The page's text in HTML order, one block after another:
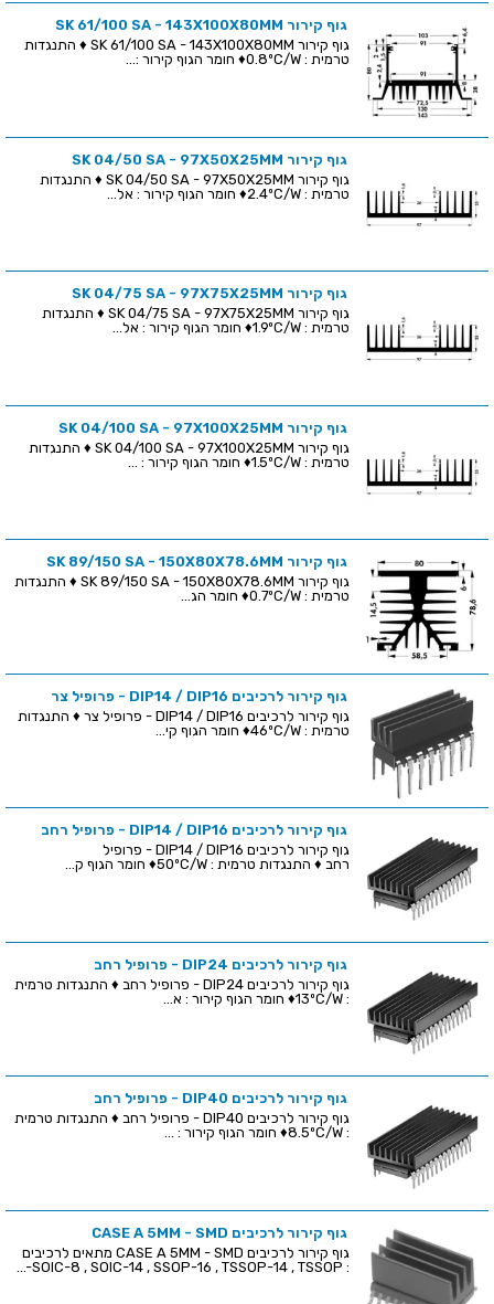
גוף קירור SK 61/100 SA - 143X100X80MM
גוף קירור SK 61/100 SA - 143X100X80MM ♦ התנגדות
טרמית : 0.8ºC/W♦ חומר הגוף קירור :...
גוף קירור SK 04/50 SA - 97X50X25MM
גוף קירור SK 04/50 SA - 97X50X25MM ♦ התנגדות
טרמית : 2.4ºC/W♦ חומר הגוף קירור : אל...
גוף קירור SK 04/75 SA - 97X75X25MM
גוף קירור SK 04/75 SA - 97X75X25MM ♦ התנגדות
טרמית : 1.9ºC/W♦ חומר הגוף קירור : אל...
גוף קירור SK 04/100 SA - 97X100X25MM
גוף קירור SK 04/100 SA - 97X100X25MM ♦ התנגדות
טרמית : 1.5ºC/W♦ חומר הגוף קירור : ...
גוף קירור SK 89/150 SA - 150X80X78.6MM
גוף קירור SK 89/150 SA - 150X80X78.6MM ♦ התנגדות
טרמית : 0.7ºC/W♦ חומר הג...
גוף קירור לרכיבים DIP14 / DIP16 - פרופיל צר
גוף קירור לרכיבים DIP14 / DIP16 - פרופיל צר ♦ התנגדות
טרמית : 46ºC/W♦ חומר הגוף קי...
גוף קירור לרכיבים DIP14 / DIP16 - פרופיל רחב
גוף קירור לרכיבים DIP14 / DIP16 - פרופיל
רחב ♦ התנגדות טרמית : 50ºC/W♦ חומר הגוף ק...
גוף קירור לרכיבים DIP24 - פרופיל רחב
גוף קירור לרכיבים DIP24 - פרופיל רחב ♦ התנגדות טרמית
: 13ºC/W♦ חומר הגוף קירור : א...
גוף קירור לרכיבים DIP40 - פרופיל רחב
גוף קירור לרכיבים DIP40 - פרופיל רחב ♦ התנגדות טרמית
: 8.5ºC/W♦ חומר הגוף קירור : ...
גוף קירור לרכיבים CASE A 5MM - SMD
גוף קירור לרכיבים CASE A 5MM - SMD מתאים לרכיבים
: SOIC-8 , SOIC-14 , SSOP-16 , TSSOP-14 , TSSOP-...